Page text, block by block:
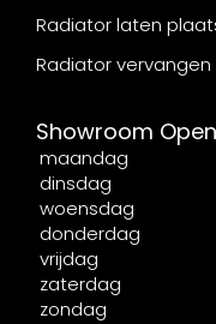
Radiator laten
Radiator vervangen
Showroom
maandag
dinsdag
woensdag
donderdag
vrijdag
zaterdag
zondag